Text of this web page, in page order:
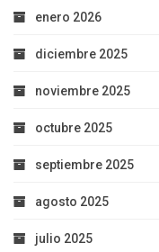
enero 2026
diciembre 2025
noviembre 2025
octubre 2025
septiembre 2025
agosto 2025
julio 2025